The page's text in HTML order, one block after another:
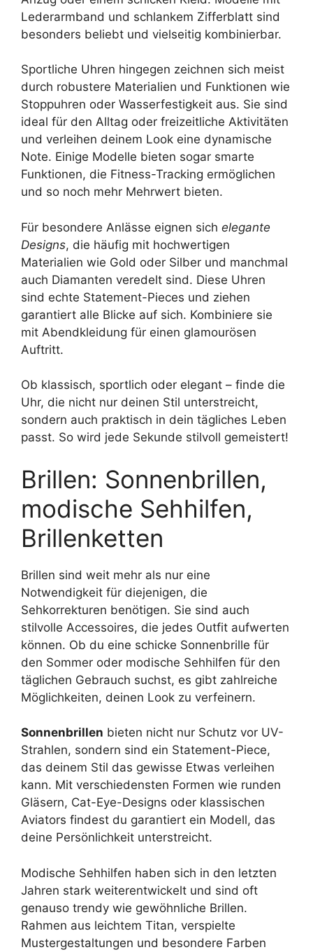
Lederarmband und schlankem Zifferblatt sind
besonders beliebt und vielseitig kombinierbar.
Sportliche Uhren hingegen zeichnen sich meist
durch robustere Materialien und Funktionen wie
Stoppuhren oder Wasserfestigkeit aus. Sie sind
ideal für den Alltag oder freizeitliche Aktivitäten
und verleihen deinem Look eine dynamische
Note. Einige Modelle bieten sogar smarte
Funktionen, die Fitness-Tracking ermöglichen
und so noch mehr Mehrwert bieten.
Für besondere Anlässe eignen sich elegante
Designs, die häufig mit hochwertigen
Materialien wie Gold oder Silber und manchmal
auch Diamanten veredelt sind. Diese Uhren
sind echte Statement-Pieces und ziehen
garantiert alle Blicke auf sich. Kombiniere sie
mit Abendkleidung für einen glamourösen
Auftritt.
Ob klassisch, sportlich oder elegant – finde die
Uhr, die nicht nur deinen Stil unterstreicht,
sondern auch praktisch in dein tägliches Leben
passt. So wird jede Sekunde stilvoll gemeistert!
Brillen: Sonnenbrillen,
modische Sehhilfen,
Brillenketten
Brillen sind weit mehr als nur eine
Notwendigkeit für diejenigen, die
Sehkorrekturen benötigen. Sie sind auch
stilvolle Accessoires, die jedes Outfit aufwerten
können. Ob du eine schicke Sonnenbrille für
den Sommer oder modische Sehhilfen für den
täglichen Gebrauch suchst, es gibt zahlreiche
Möglichkeiten, deinen Look zu verfeinern.
Sonnenbrillen bieten nicht nur Schutz vor UV-
Strahlen, sondern sind ein Statement-Piece,
das deinem Stil das gewisse Etwas verleihen
kann. Mit verschiedensten Formen wie runden
Gläsern, Cat-Eye-Designs oder klassischen
Aviators findest du garantiert ein Modell, das
deine Persönlichkeit unterstreicht.
Modische Sehhilfen haben sich in den letzten
Jahren stark weiterentwickelt und sind oft
genauso trendy wie gewöhnliche Brillen.
Rahmen aus leichtem Titan, verspielte
Mustergestaltungen und besondere Farben